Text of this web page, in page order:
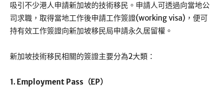
吸引不少港人申請新加坡的技術移民。申請人可透過向當地公
司求職，取得當地工作後申請工作簽證(working visa)，便可
持有效工作簽證向新加坡移民局申請永久居留權。
新加坡技術移民相關的簽證主要分為2大類：
1. Employment Pass（EP）